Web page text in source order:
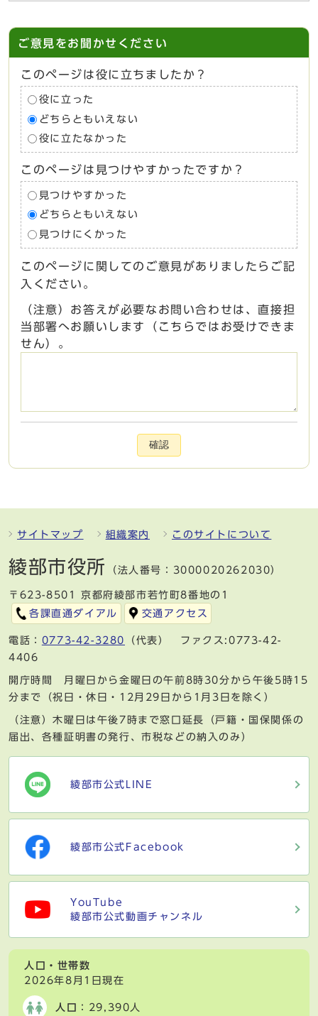
ご意見をお聞かせください
このページは役に立ちましたか？
役に立った
どちらともいえない
役に立たなかった
このページは見つけやすかったですか？
見つけやすかった
どちらともいえない
見つけにくかった
このページに関してのご意見がありましたらご記
入ください。
（注意）お答えが必要なお問い合わせは、直接担
当部署へお願いします（こちらではお受けできま
せん）。
確認
サイトマップ 組織案内 このサイトについて
綾部市役所 （法人番号：3000020262030）
〒623-8501 京都府綾部市若竹町8番地の1
各課直通ダイアル
交通アクセス
電話： 0773-42-3280
（代表） ファクス:0773-42-
4406
開庁時間 月曜日から金曜日の午前8時30分から午後5時15
分まで（祝日・休日・12月29日から1月3日を除く）
（注意）木曜日は午後7時まで窓口延長（戸籍・国保関係の
届出、各種証明書の発行、市税などの納入のみ）
綾部市公式LINE
綾部市公式Facebook
YouTube
綾部市公式動画チャンネル
人口・世帯数
2026年8月1日現在
人口 ：29,390人